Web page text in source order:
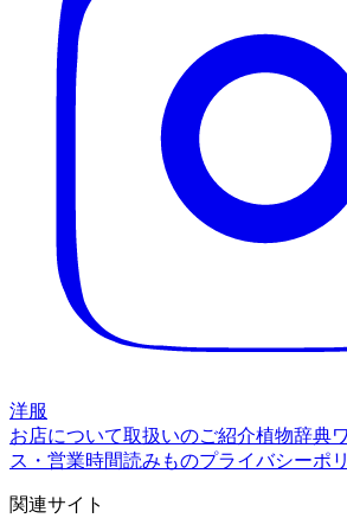
洋服
お店について取扱いのご紹介植物辞典
ス・営業時間読みものプライバシーポ
関連サイト